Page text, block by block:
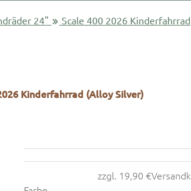
24" Scale 400 2026 Kinderfahrrad
Kinderfahrrad (Alloy Silver)
zzgl. 19,90 €